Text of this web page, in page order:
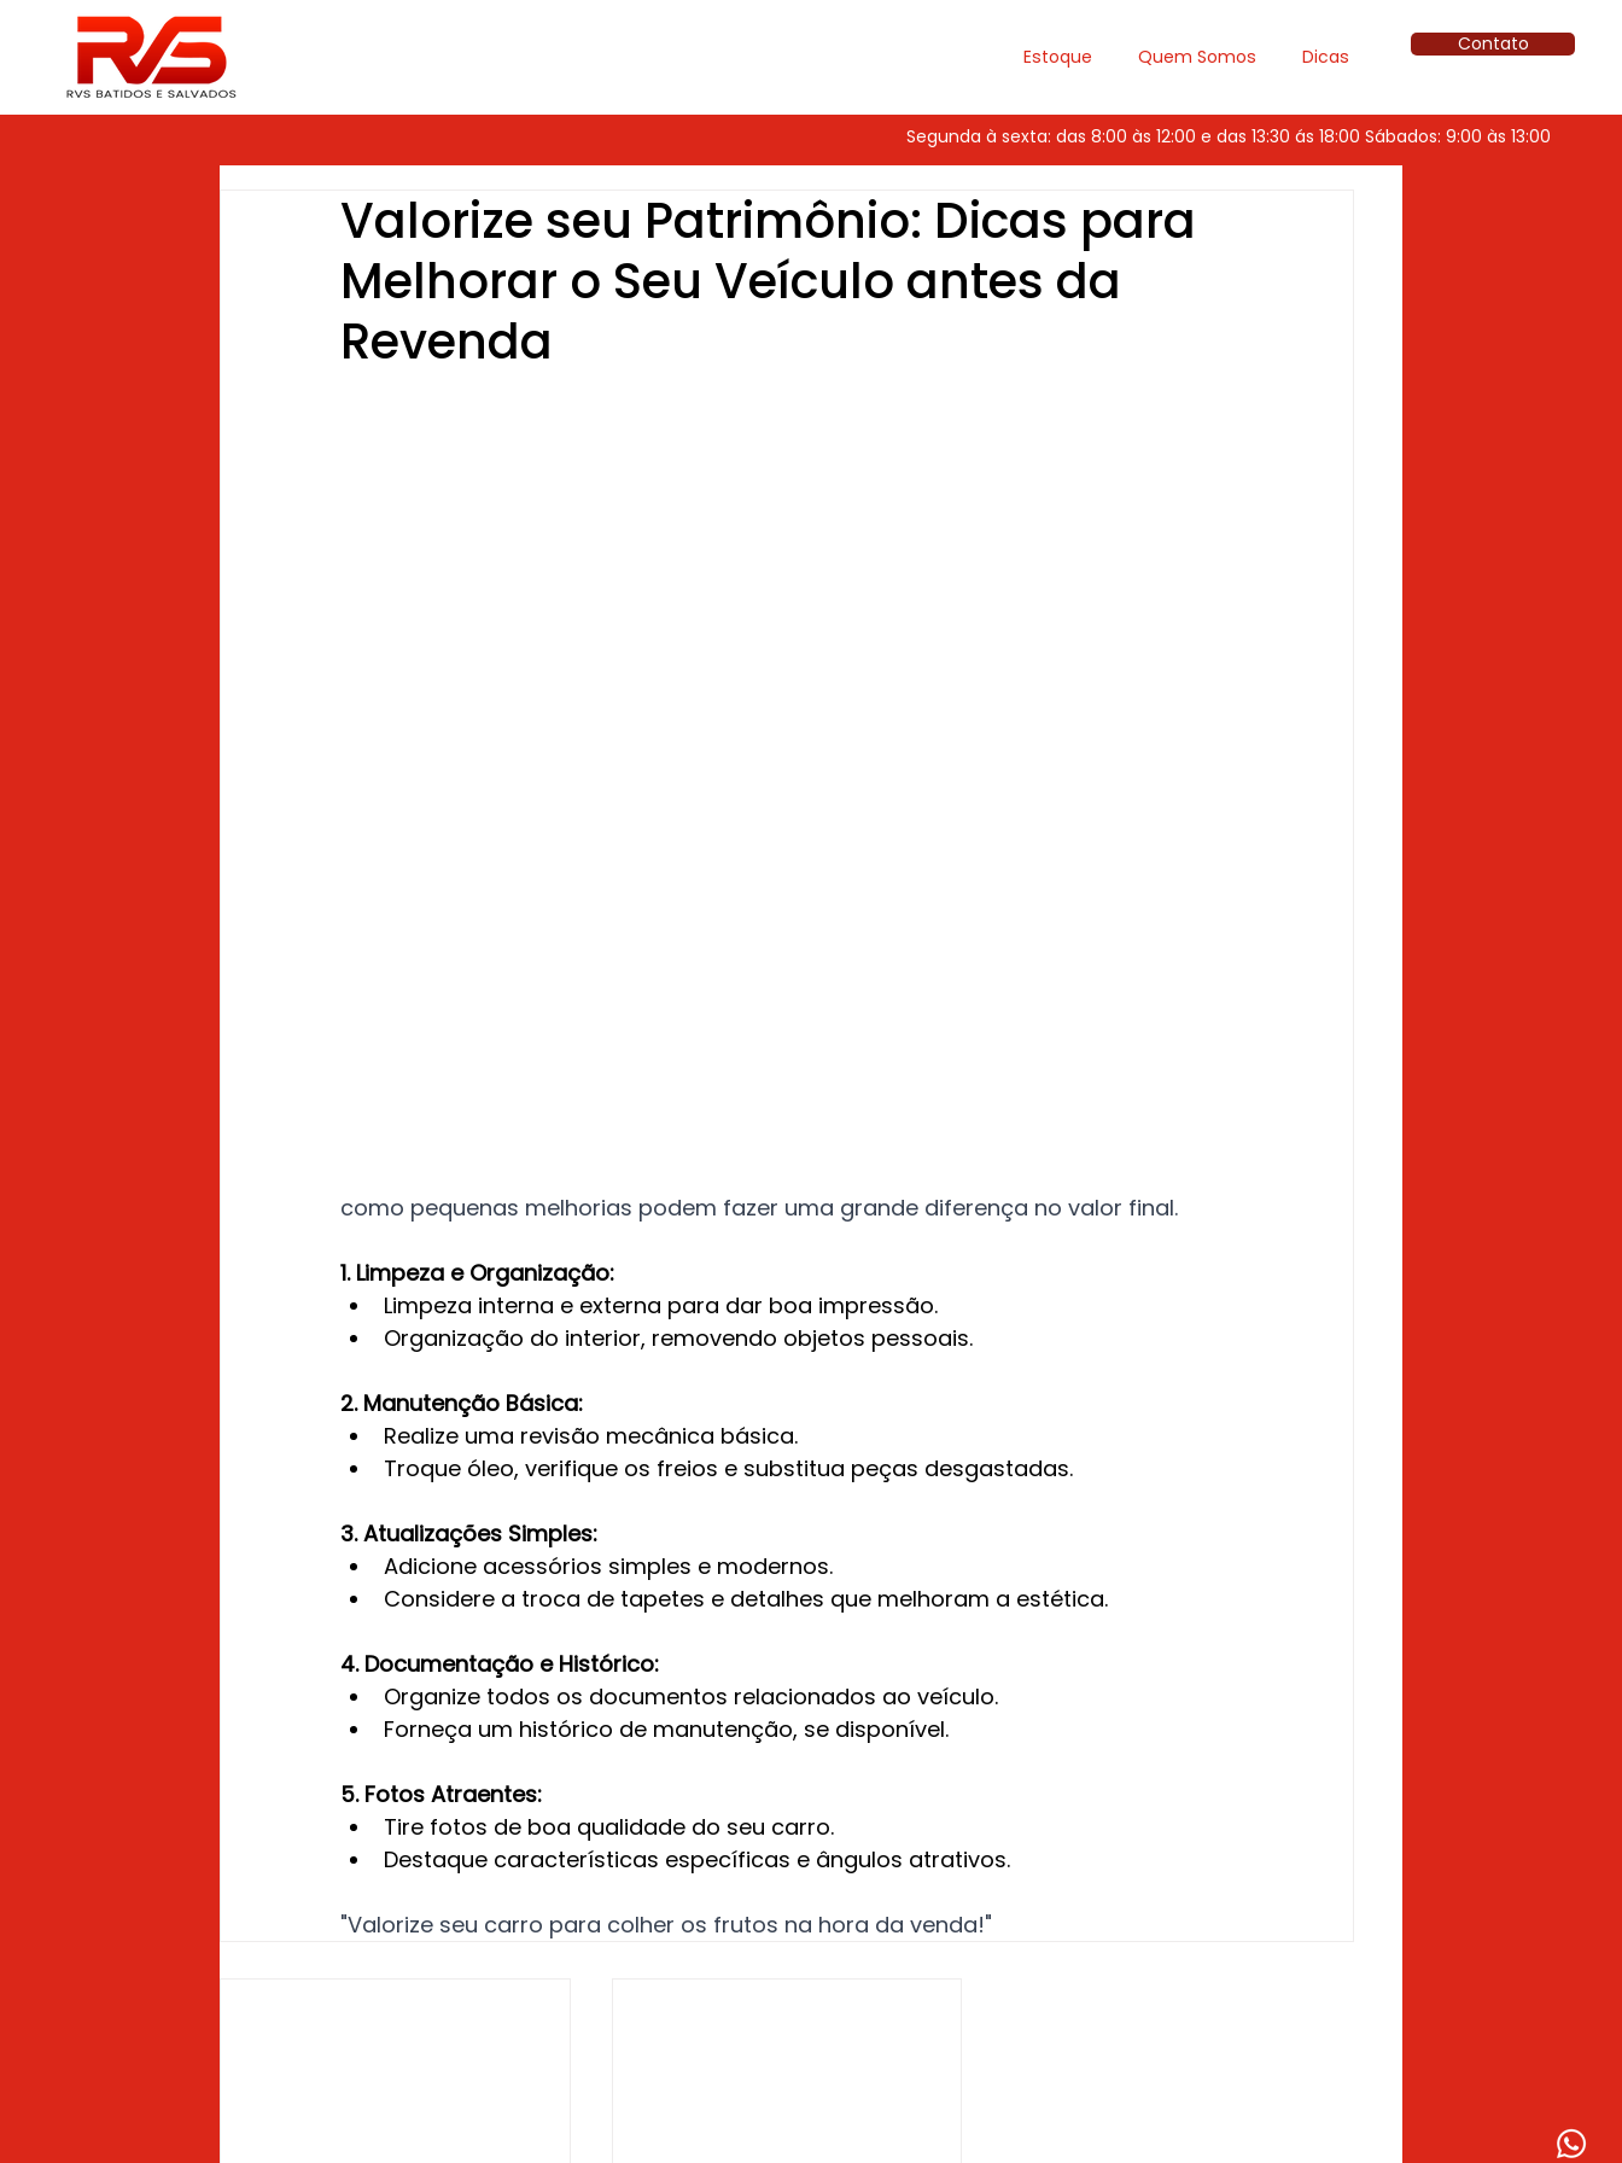
Estoque Quem Somos Dicas
Contato
Segunda à sexta: das 8:00 às 12:00 e das 13:30 ás 18:00 Sábados: 9:00 às 13:00
Valorize seu Patrimônio: Dicas para
Melhorar o Seu Veículo antes da
Revenda
como pequenas melhorias podem fazer uma grande diferença no valor final.
1. Limpeza e Organização:
Limpeza interna e externa para dar boa impressão.
Organização do interior, removendo objetos pessoais.
2. Manutenção Básica:
Realize uma revisão mecânica básica.
Troque óleo, verifique os freios e substitua peças desgastadas.
3. Atualizações Simples:
Adicione acessórios simples e modernos.
Considere a troca de tapetes e detalhes que melhoram a estética.
4. Documentação e Histórico:
Organize todos os documentos relacionados ao veículo.
Forneça um histórico de manutenção, se disponível.
5. Fotos Atraentes:
Tire fotos de boa qualidade do seu carro.
Destaque características específicas e ângulos atrativos.
"Valorize seu carro para colher os frutos na hora da venda!"